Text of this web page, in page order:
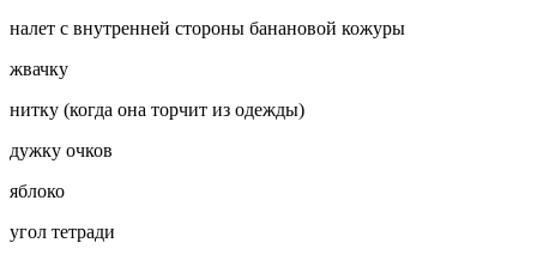
налет с внутренней стороны банановой кожуры
жвачку
нитку (когда она торчит из одежды)
дужку очков
яблоко
угол тетради